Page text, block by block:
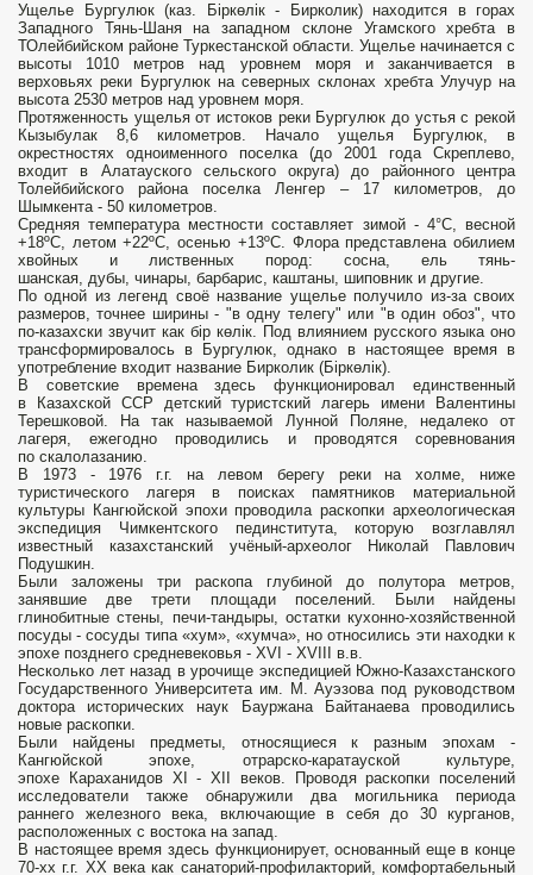
Ущелье Бургулюк (каз. Біркөлік - Бирколик) находится в горах
Западного Тянь-Шаня на западном склоне Угамского хребта в
ТОлейбийском районе Туркестанской области. Ущелье начинается с
высоты 1010 метров над уровнем моря и заканчивается в
верховьях реки Бургулюк на северных склонах хребта Улучур на
высота 2530 метров над уровнем моря.
Протяженность ущелья от истоков реки Бургулюк до устья с рекой
Кызыбулак 8,6 километров. Начало ущелья Бургулюк, в
окрестностях одноименного поселка (до 2001 года Скреплево,
входит в Алатауского сельского округа) до районного центра
Толейбийского района поселка Ленгер – 17 километров, до
Шымкента - 50 километров.
Средняя температура местности составляет зимой - 4°С, весной
+18ºС, летом +22ºС, осенью +13ºС. Флора представлена обилием
хвойных и лиственных пород: сосна, ель тянь-
шанская, дубы, чинары, барбарис, каштаны, шиповник и другие.
По одной из легенд своё название ущелье получило из-за своих
размеров, точнее ширины - "в одну телегу" или "в один обоз", что
по-казахски звучит как бір көлік. Под влиянием русского языка оно
трансформировалось в Бургулюк, однако в настоящее время в
употребление входит название Бирколик (Біркөлік).
В советские времена здесь функционировал единственный
в Казахской ССР детский туристский лагерь имени Валентины
Терешковой. На так называемой Лунной Поляне, недалеко от
лагеря, ежегодно проводились и проводятся соревнования
по скалолазанию.
В 1973 - 1976 г.г. на левом берегу реки на холме, ниже
туристического лагеря в поисках памятников материальной
культуры Кангюйской эпохи проводила раскопки археологическая
экспедиция Чимкентского пединститута, которую возглавлял
известный казахстанский учёный-археолог Николай Павлович
Подушкин.
Были заложены три раскопа глубиной до полутора метров,
занявшие две трети площади поселений. Были найдены
глинобитные стены, печи-тандыры, остатки кухонно-хозяйственной
посуды - сосуды типа «хум», «хумча», но относились эти находки к
эпохе позднего средневековья - XVI - XVIII в.в.
Несколько лет назад в урочище экспедицией Южно-Казахстанского
Государственного Университета им. М. Ауэзова под руководством
доктора исторических наук Бауржана Байтанаева проводились
новые раскопки.
Были найдены предметы, относящиеся к разным эпохам -
Кангюйской эпохе, отрарско-каратауской культуре,
эпохе Караханидов XI - XII веков. Проводя раскопки поселений
исследователи также обнаружили два могильника периода
раннего железного века, включающие в себя до 30 курганов,
расположенных с востока на запад.
В настоящее время здесь функционирует, основанный еще в конце
70-хх г.г. XX века как санаторий-профилакторий, комфортабельный